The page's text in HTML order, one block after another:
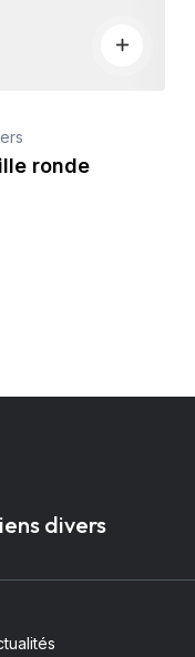
ronde
divers